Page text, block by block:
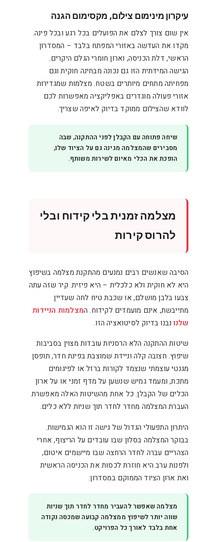
עיקרון מינימום צילום, מקסימום הגנה
אין שום צורך לצלם את הפועלים בכל רגע ובכל פינה.
מקדו את העדשה באזורי המפתח בלבד – המסדרון
הראשי, דלת הכניסה, וארון חומרי הגלם היקרים.
הגישה המידתית הזו גם נכונה מבחינה חוקית וגם
מפחיתה מתחים מיותרים בשטח. מצלמות שמגדירות
אזורי פעולה מוגדרים באפליקציה מאפשרות לכם
לוודא שהצילום ממוקד בדיוק לאיפה שצריך.
שיחה פתוחה עם הקבלן לפני ההתקנה, שבה
מסבירים שהמצלמה מגינה גם על הציוד שלו,
הופכת את הכלי מאיום לשירות משותף.
מצלמה זמנית בלי קידוח ובלי
להרוס קירות
הסיבה שאנשים רבים נמנעים מהתקנת מצלמה בשיפוץ
היא לא חוקית ולא כלכלית – היא פיזית. קיר שזה עתה
צבעו בלבן מושלם, או שכבת טיח לחה שעדיין
מתייבשת, אינם מועמדים לקידוח. המצלמות הניידות
שלנונבנו בדיוק לסיטואציה הזו.
שיטות ההתקנה הלא הרסניות עובדות מצוין בסביבות
שיפוץ. חצובה קלה וניידת שמוצבת בפינת חדר, תופסן
מגנטי עוצמתי שנצמד לקורות ברזל או לפיגומים
מתכת, ומעמד גמיש שנשען על מדף זמני או על ארון
הכלים של הקבלן. כל אחת מהשיטות האלה מאפשרת
העברת המצלמה מחדר לחדר תוך שניות ללא כלים.
היתרון התפעולי הגדול של גישה זו הוא הגמישות.
בבוקר המצלמה בסלון שבו עובדים על הריצוף, אחרי
הצהריים עברה לחדר הרחצה שבו מיישמים איטום,
ולפנות ערב היא חוזרת לכסות את הכניסה הראשית
ואת ארון הציוד הממוקם במסדרון.
מצלמה שאפשר להעביר מחדר לחדר תוך שניות
שווה יותר לשיפוץ ממצלמה קבועה שמכסה נקודה
אחת בלבד לאורך כל הפרויקט.